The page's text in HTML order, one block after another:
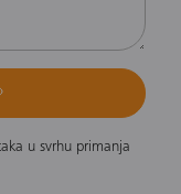
u svrhu primanja